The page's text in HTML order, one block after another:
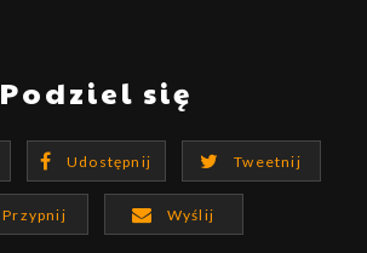
Podziel się
Udostępnij Tweetnij
Przypnij Wyślij